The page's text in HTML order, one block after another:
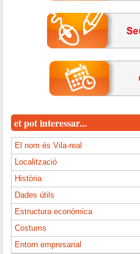
et pot interessar...
El nom és Vila-real
Localització
Història
Dades útils
Estructura econòmica
Costums
Entorn empresarial